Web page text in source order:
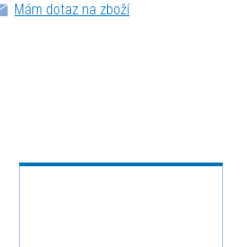
Mám dotaz na zboží